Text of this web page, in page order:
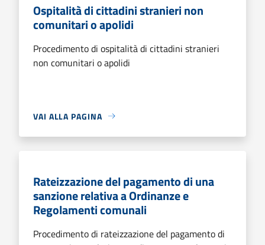
Ospitalità di cittadini stranieri non
comunitari o apolidi
Procedimento di ospitalità di cittadini stranieri
non comunitari o apolidi
VAI ALLA PAGINA
Rateizzazione del pagamento di una
sanzione relativa a Ordinanze e
Regolamenti comunali
Procedimento di rateizzazione del pagamento di